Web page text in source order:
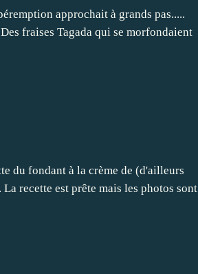
approchait à grands pas.....
fraises Tagada qui se morfondaient
du fondant à la crème de (d'ailleurs
recette est prête mais les photos sont